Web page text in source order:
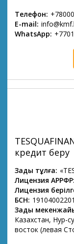
Телефон:
E-mail:
WhatsApp:
кредит беру
Заңды тұлға:
Лицензия АРРФР:
Лицензия
БСН:
Заңды
Казахстан, Нур-
восток (левая